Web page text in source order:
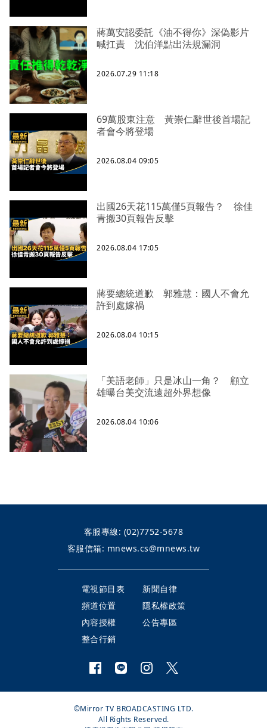
蔣萬安認委託《油不得你》深偽影片
喊扛責 沈伯洋點出法規漏洞
2026.07.29 11:18
69萬股東注意 黃崇仁辭世後首場記
者會今將登場
2026.08.04 09:05
出國26天花115萬僅5頁報告？ 徐佳
青搬30頁報告反擊
2026.08.04 17:05
蔣要總統道歉 郭雅慧：國人不會允
許到處嫁禍
2026.08.04 10:15
「美語老師」只是冰山一角？ 顧立
雄曝台美交流遠超外界想像
2026.08.04 10:06
客服專線: (02)7752-5678
客服信箱: mnews.cs@mnews.tw
電視節目表
新聞自律
頻道位置
隱私權政策
內容授權
公告專區
整合行銷
©Mirror TV BROADCASTING LTD.
All Rights Reserved.